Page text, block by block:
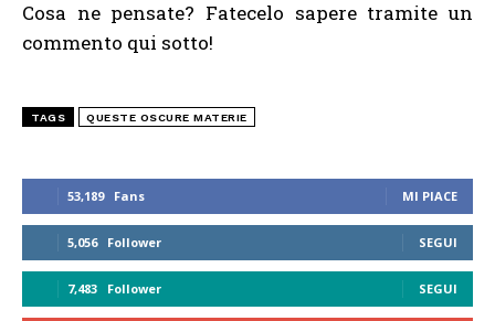
53,189 Fans MI PIACE
5,056 Follower SEGUI
7,483 Follower SEGUI
Cosa ne pensate? Fatecelo sapere tramite un
commento qui sotto!
TAGS QUESTE OSCURE MATERIE